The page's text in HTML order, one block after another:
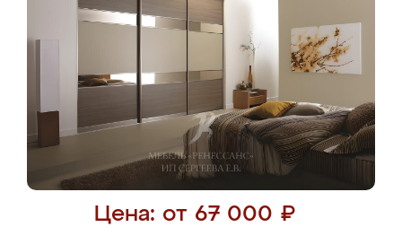
Цена: от 67 000 ₽